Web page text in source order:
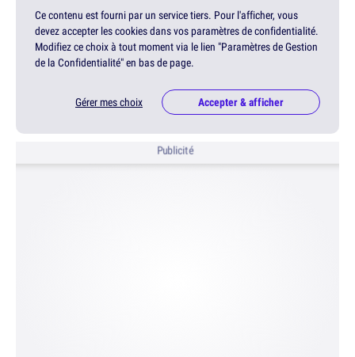
Ce contenu est fourni par un service tiers. Pour l'afficher, vous
devez accepter les cookies dans vos paramètres de confidentialité.
Modifiez ce choix à tout moment via le lien "Paramètres de Gestion
de la Confidentialité" en bas de page.
Gérer mes choix Accepter & afficher
Publicité